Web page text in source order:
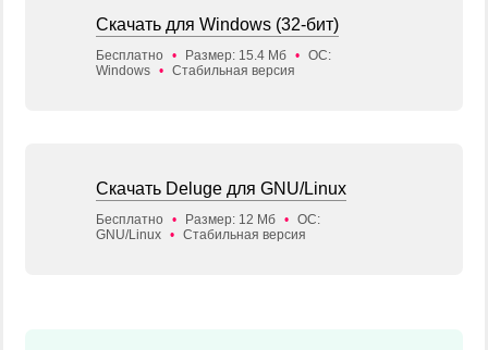
Скачать для Windows (32-бит)
Бесплатно • Размер: 15.4 Мб • ОС:
Windows • Стабильная версия
Скачать Deluge для GNU/Linux
Бесплатно • Размер: 12 Мб • ОС:
GNU/Linux • Стабильная версия